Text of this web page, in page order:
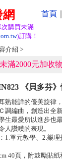
購買未滿
)訂購！
首頁
介紹 >
滿2000元加收
《貝多芬
熟能詳的優美旋律
調編曲，創造出全
生最愛所以進步也
人讚嘆的表現。
1.單元教學、2.樂理
40頁，附鼓勵貼